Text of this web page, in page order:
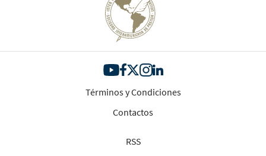
Términos y Condiciones
Contactos
RSS